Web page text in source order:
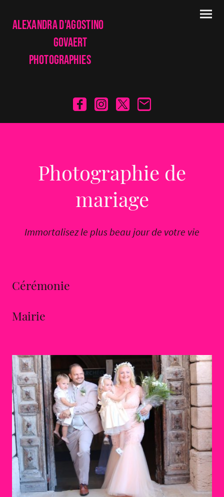
Alexandra d'Agostino
Govaert
Photographies
Photographie de
mariage
Immortalisez le plus beau jour de votre vie
Cérémonie
Mairie